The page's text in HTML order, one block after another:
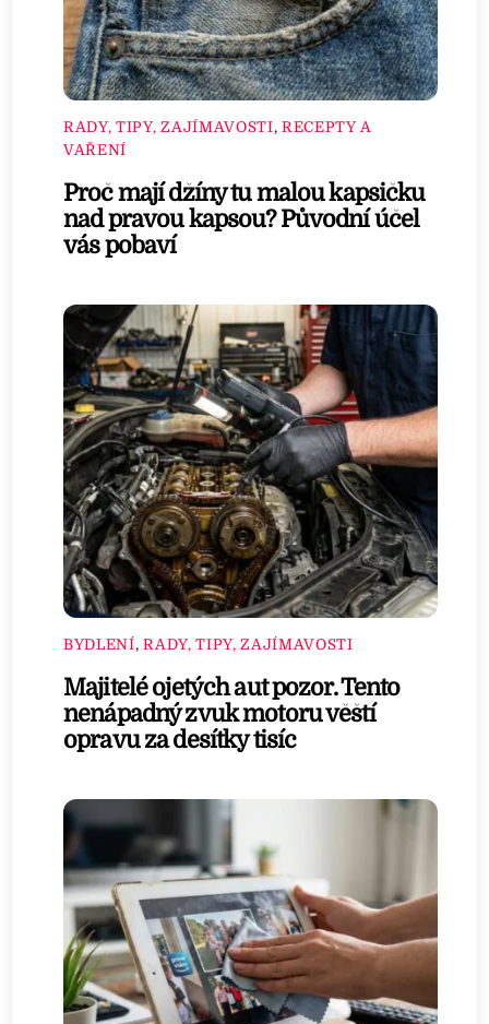
RADY, TIPY, ZAJÍMAVOSTI, RECEPTY A
VAŘENÍ
Proč mají džíny tu malou kapsičku
nad pravou kapsou? Původní účel
vás pobaví
BYDLENÍ,RADY, TIPY, ZAJÍMAVOSTI
Majitelé ojetých aut pozor. Tento
nenápadný zvuk motoru věští
opravu za desítky tisíc